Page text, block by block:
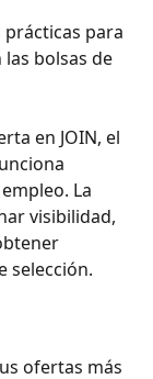
prácticas para
bolsas de
en JOIN, el
La
visibilidad,
selección.
ofertas más